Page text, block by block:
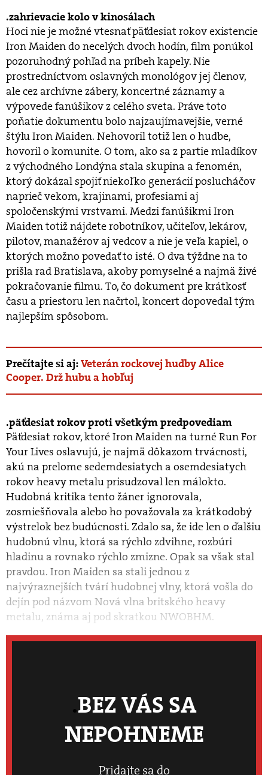
zahrievacie kolo v kinosálach
Hoci nie je možné vtesnať päťdesiat rokov existencie
Iron Maiden do necelých dvoch hodín, film ponúkol
pozoruhodný pohľad na príbeh kapely. Nie
prostredníctvom oslavných monológov jej členov,
ale cez archívne zábery, koncertné záznamy a
výpovede fanúšikov z celého sveta. Práve toto
poňatie dokumentu bolo najzaujímavejšie, verné
štýlu Iron Maiden. Nehovoril totiž len o hudbe,
hovoril o komunite. O tom, ako sa z partie mladíkov
z východného Londýna stala skupina a fenomén,
ktorý dokázal spojiť niekoľko generácií poslucháčov
naprieč vekom, krajinami, profesiami aj
spoločenskými vrstvami. Medzi fanúšikmi Iron
Maiden totiž nájdete robotníkov, učiteľov, lekárov,
pilotov, manažérov aj vedcov a nie je veľa kapiel, o
ktorých možno povedať to isté. O dva týždne na to
prišla rad Bratislava, akoby pomyselné a najmä živé
pokračovanie filmu. To, čo dokument pre krátkosť
času a priestoru len načrtol, koncert dopovedal tým
najlepším spôsobom.
Prečítajte si aj:Veterán rockovej hudby Alice
Cooper. Drž hubu a hobľuj
päťdesiat rokov proti všetkým predpovediam
Päťdesiat rokov, ktoré Iron Maiden na turné Run For
Your Lives oslavujú, je najmä dôkazom trvácnosti,
akú na prelome sedemdesiatych a osemdesiatych
rokov heavy metalu prisudzoval len málokto.
Hudobná kritika tento žáner ignorovala,
zosmiešňovala alebo ho považovala za krátkodobý
výstrelok bez budúcnosti. Zdalo sa, že ide len o ďalšiu
hudobnú vlnu, ktorá sa rýchlo zdvihne, rozbúri
hladinu a rovnako rýchlo zmizne. Opak sa však stal
pravdou. Iron Maiden sa stali jednou z
najvýraznejších tvárí hudobnej vlny, ktorá vošla do
dejín pod názvom Nová vlna britského heavy
metalu, známa aj pod skratkou NWOBHM.
BEZ VÁS SA
NEPOHNEME
Pridajte sa do